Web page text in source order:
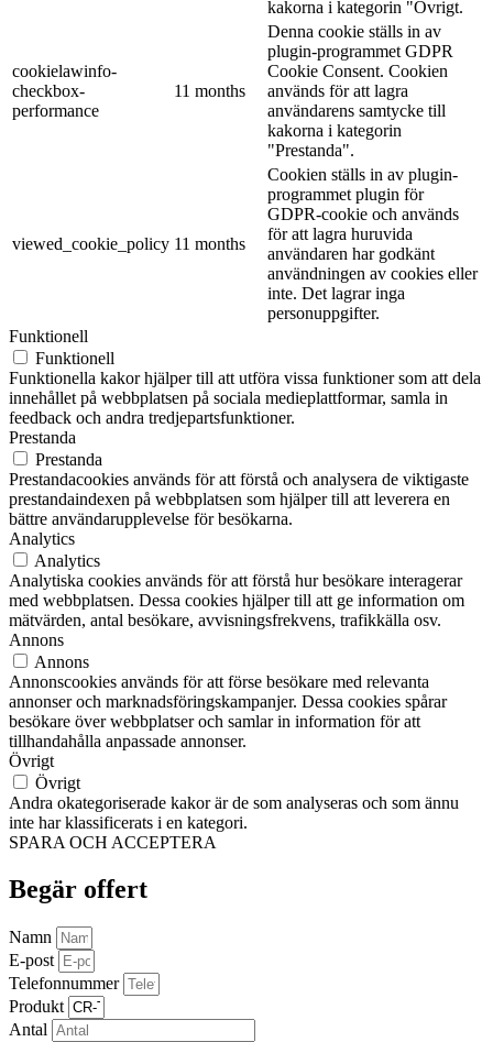
kakorna i kategorin "Övrigt.
cookielawinfo-
checkbox-
performance
11 months
Denna cookie ställs in av
plugin-programmet GDPR
Cookie Consent. Cookien
används för att lagra
användarens samtycke till
kakorna i kategorin
"Prestanda".
viewed_cookie_policy 11 months
Cookien ställs in av plugin-
programmet plugin för
GDPR-cookie och används
för att lagra huruvida
användaren har godkänt
användningen av cookies eller
inte. Det lagrar inga
personuppgifter.
Funktionell
Funktionell
Funktionella kakor hjälper till att utföra vissa funktioner som att dela
innehållet på webbplatsen på sociala medieplattformar, samla in
feedback och andra tredjepartsfunktioner.
Prestanda
Prestanda
Prestandacookies används för att förstå och analysera de viktigaste
prestandaindexen på webbplatsen som hjälper till att leverera en
bättre användarupplevelse för besökarna.
Analytics
Analytics
Analytiska cookies används för att förstå hur besökare interagerar
med webbplatsen. Dessa cookies hjälper till att ge information om
mätvärden, antal besökare, avvisningsfrekvens, trafikkälla osv.
Annons
Annons
Annonscookies används för att förse besökare med relevanta
annonser och marknadsföringskampanjer. Dessa cookies spårar
besökare över webbplatser och samlar in information för att
tillhandahålla anpassade annonser.
Övrigt
Övrigt
Andra okategoriserade kakor är de som analyseras och som ännu
inte har klassificerats i en kategori.
SPARA OCH ACCEPTERA
Begär offert
Namn
E-post
Telefonnummer
Produkt
Antal